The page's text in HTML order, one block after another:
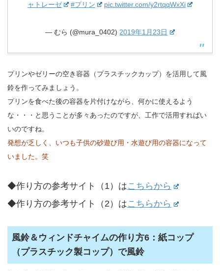
ャトレーゼ
#プリン pic.twitter.com/y2rtqqWxXi
— むら (@mura_0402) 2019年1月23日
プリンやゼリーの空き容器（プラスチックカップ）を活用して風
鈴を作ってみましょう。
プリンを食べた後の容器を片付けながら、何かに使えるよう
な・・・と思うことが多々あったのですが、工作で活用すればい
いのですね。
発想が乏しく、いつも子供の砂遊び用・水遊び用の容器になって
いました。笑
◆作り方の参考サイト（1）はこちらから
◆作り方の参考サイト（2）はこちらから
風鈴＆ウィンドチャイムの作り方6：紙コップ
（プラスチック製コップ）で風鈴